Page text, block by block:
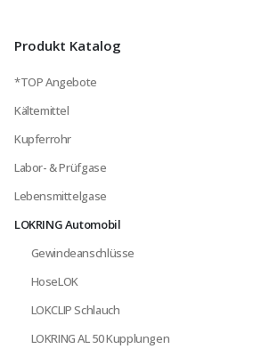
Produkt Katalog
*TOP Angebote
Kältemittel
Kupferrohr
Labor- & Prüfgase
Lebensmittelgase
LOKRING Automobil
Gewindeanschlüsse
HoseLOK
LOKCLIP Schlauch
LOKRING AL 50 Kupplungen